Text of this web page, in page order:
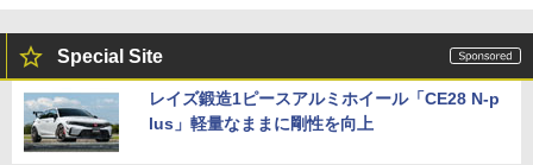
Special Site
レイズ鍛造1ピースアルミホイール「CE28 N-p
lus」軽量なままに剛性を向上